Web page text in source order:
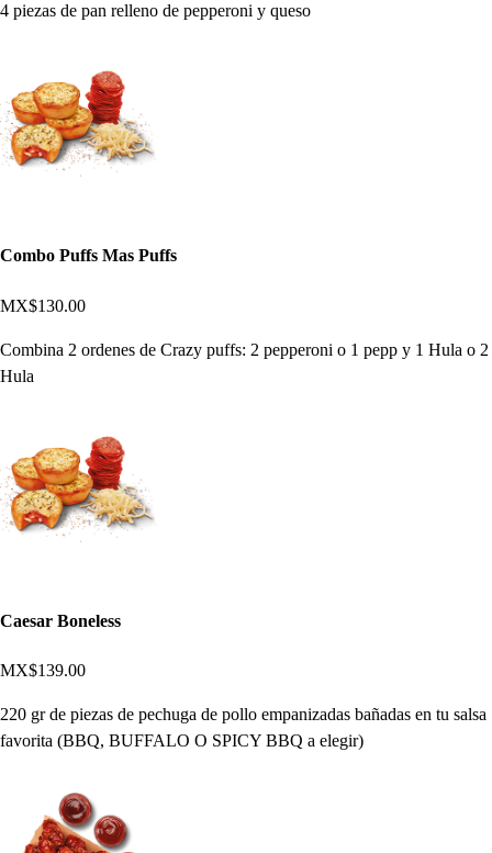
4 piezas de pan relleno de pepperoni y queso
Combo Puffs Mas Puffs
MX$130.00
Combina 2 ordenes de Crazy puffs: 2 pepperoni o 1 pepp y 1 Hula o 2
Hula
Caesar Boneless
MX$139.00
220 gr de piezas de pechuga de pollo empanizadas bañadas en tu salsa
favorita (BBQ, BUFFALO O SPICY BBQ a elegir)